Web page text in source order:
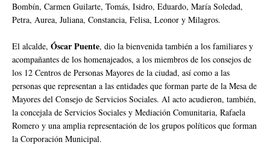
Bombín, Carmen Guilarte, Tomás, Isidro, Eduardo, María Soledad,
Petra, Aurea, Juliana, Constancia, Felisa, Leonor y Milagros.
El alcalde, Óscar Puente, dio la bienvenida también a los familiares y
acompañantes de los homenajeados, a los miembros de los consejos de
los 12 Centros de Personas Mayores de la ciudad, así como a las
personas que representan a las entidades que forman parte de la Mesa de
Mayores del Consejo de Servicios Sociales. Al acto acudieron, también,
la concejala de Servicios Sociales y Mediación Comunitaria, Rafaela
Romero y una amplia representación de los grupos políticos que forman
la Corporación Municipal.